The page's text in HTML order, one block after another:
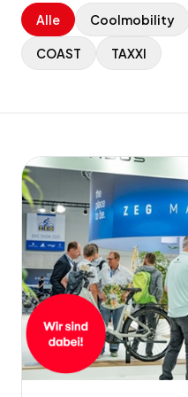
Alle Coolmobility
COAST TAXXI